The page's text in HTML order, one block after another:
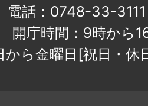
電話：0748-33-
開庁時間：9時から
から金曜日[祝日・